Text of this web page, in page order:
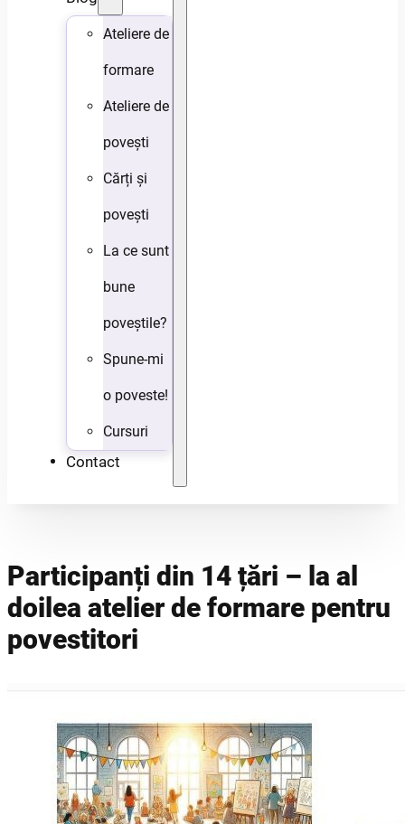
Ateliere de
formare
Ateliere de
povești
Cărți și
povești
La ce sunt
bune
poveștile?
Spune-mi
o poveste!
Cursuri
Contact
Participanți din 14 țări – la al
doilea atelier de formare pentru
povestitori